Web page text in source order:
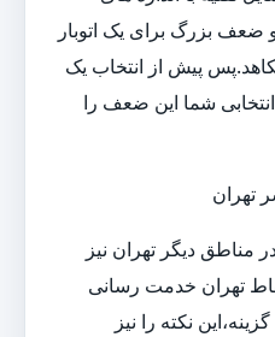
بزرگ برای یک اتوبار
پیش از انتخاب یک
انتخابی شما این ضعف را
تهران
مناطق دیگر تهران نیز
تهران خدمت رسانی
نکته را نیز